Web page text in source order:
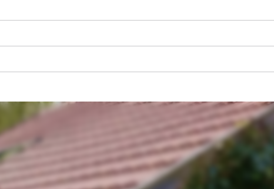
carregar o serviço Google Maps!
to trackers that are not disclosed to the
the site with their CMP to add this content
to the list of technologies used.
Powered by
Usercentrics Consent
Management Platform